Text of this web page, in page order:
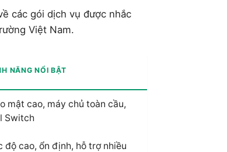
các gói dịch vụ được nhắc
Việt Nam.
NĂNG NỔI BẬT
mật cao, máy chủ toàn cầu,
Switch
độ cao, ổn định, hỗ trợ nhiều